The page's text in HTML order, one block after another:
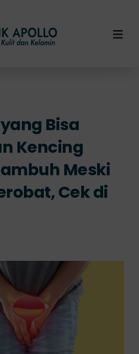
Layanan Kami
Info Klinik
Bisa
Kencing
Meski
Cek di